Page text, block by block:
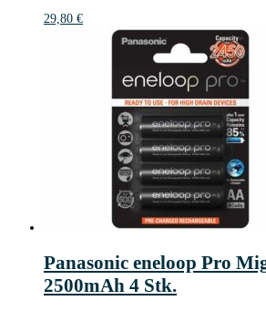
29,80 €
Panasonic eneloop Pro
2500mAh 4 Stk.